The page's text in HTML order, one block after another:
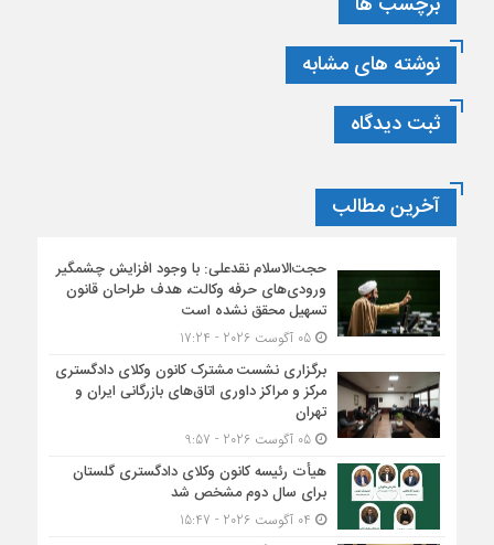
نوشته های مشابه
ثبت دیدگاه
آخرین مطالب
حجت‌الاسلام نقدعلی: با وجود افزایش چشمگیر
ورودی‌های حرفه وکالت، هدف طراحان قانون
تسهیل محقق نشده است
05 آگوست 2026 - 17:24
برگزاری نشست مشترک کانون وکلای دادگستری
مرکز و مراکز داوری اتاق‌های بازرگانی ایران و
تهران
05 آگوست 2026 - 9:57
هیأت ‌رئیسه کانون وکلای دادگستری گلستان
برای سال دوم مشخص شد